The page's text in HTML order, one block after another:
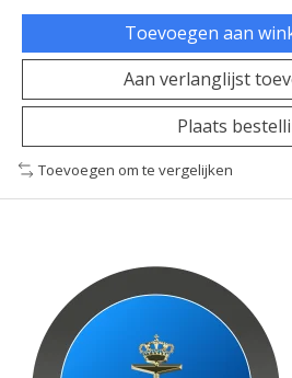
Toevoegen aan
Aan verlanglijst
Plaats
Toevoegen om te vergelijken